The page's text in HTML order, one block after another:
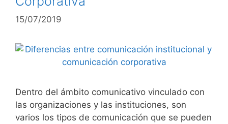
15/07/2019
Dentro del ámbito comunicativo vinculado con
las organizaciones y las instituciones, son
varios los tipos de comunicación que se pueden